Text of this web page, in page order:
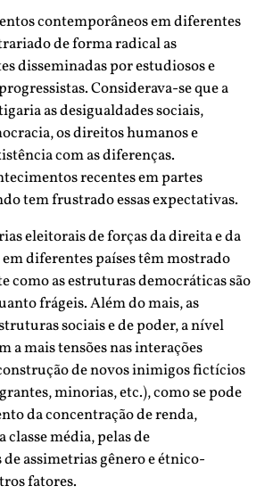
contemporâneos em diferentes
de forma radical as
disseminadas por estudiosos e
Considerava-se que a
as desigualdades sociais,
os direitos humanos e
com as diferenças.
recentes em partes
tem frustrado essas expectativas.
eleitorais de forças da direita e da
diferentes países têm mostrado
como as estruturas democráticas são
frágeis. Além do mais, as
sociais e de poder, a nível
a mais tensões nas interações
de novos inimigos fictícios
minorias, etc.), como se pode
da concentração de renda,
classe média, pelas de
assimetrias gênero e étnico-
fatores.